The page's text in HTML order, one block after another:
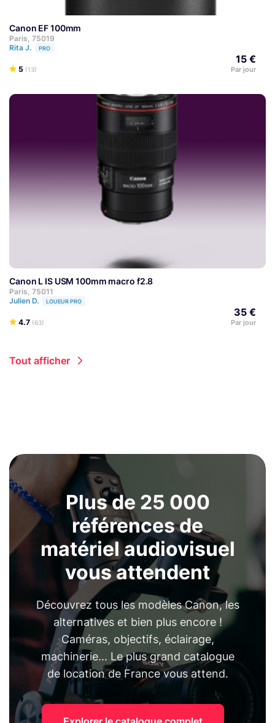
Canon EF 100mm
Paris, 75019
Rita J.
PRO
5 (13)
15 €
Par jour
Canon L IS USM 100mm macro f2.8
Paris, 75011
Julien D.
LOUEUR PRO
4.7 (63)
35 €
Par jour
Tout afficher
Plus de 25 000
références de
matériel audiovisuel
vous attendent
Découvrez tous les modèles Canon, les
alternatives et bien plus encore !
Caméras, objectifs, éclairage,
machinerie... Le plus grand catalogue
de location de France vous attend.